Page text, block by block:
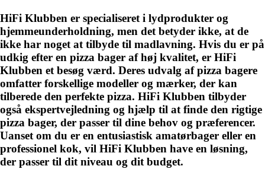
HiFi Klubben er specialiseret i lydprodukter og
hjemmeunderholdning, men det betyder ikke, at de
ikke har noget at tilbyde til madlavning. Hvis du er på
udkig efter en pizza bager af høj kvalitet, er HiFi
Klubben et besøg værd. Deres udvalg af pizza bagere
omfatter forskellige modeller og mærker, der kan
tilberede den perfekte pizza. HiFi Klubben tilbyder
også ekspertvejledning og hjælp til at finde den rigtige
pizza bager, der passer til dine behov og præferencer.
Uanset om du er en entusiastisk amatørbager eller en
professionel kok, vil HiFi Klubben have en løsning,
der passer til dit niveau og dit budget.